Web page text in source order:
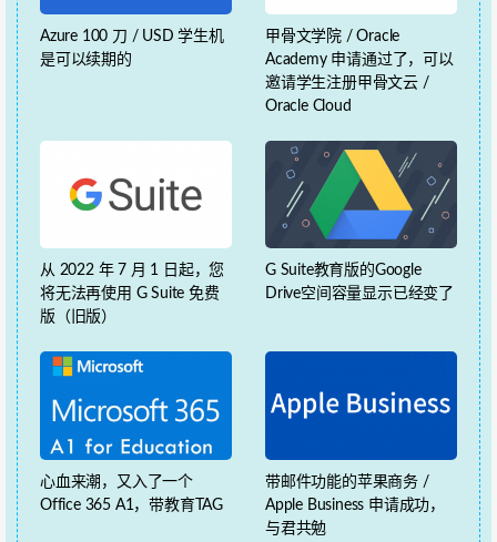
Azure 100 刀 / USD 学生机
是可以续期的
甲骨文学院 / Oracle
Academy 申请通过了，可以
邀请学生注册甲骨文云 /
Oracle Cloud
从 2022 年 7 月 1 日起，您
将无法再使用 G Suite 免费
版（旧版）
G Suite教育版的Google
Drive空间容量显示已经变了
心血来潮，又入了一个
Office 365 A1，带教育TAG
带邮件功能的苹果商务 /
Apple Business 申请成功，
与君共勉